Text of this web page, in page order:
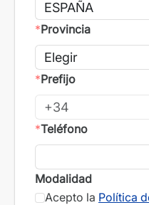
*Provincia
*Prefijo
*Teléfono
Modalidad
Acepto la Política